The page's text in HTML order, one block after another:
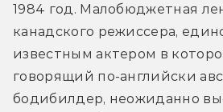
1984 год. Малобюджетная
канадского режиссера,
известным актером в
говорящий по-английски
бодибилдер, неожиданно